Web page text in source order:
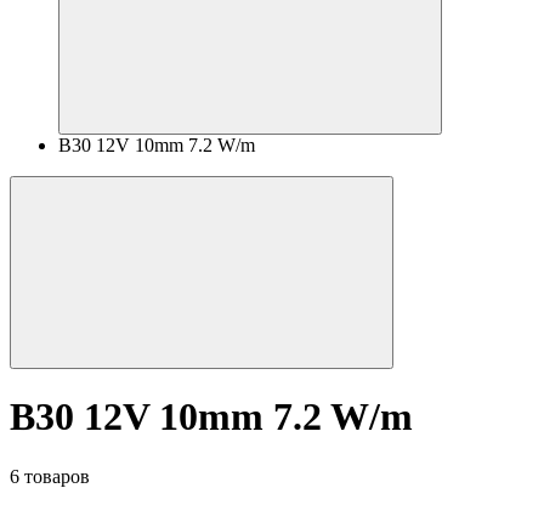
B30 12V 10mm 7.2 W/m
B30 12V 10mm 7.2 W/m
6 товаров